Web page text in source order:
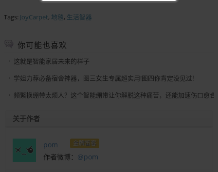
Tags: JoyCarpet, 地毯, 生活智器
你可能也喜欢
这就是智能家居未来的样子
学姐力荐必备宿舍神器，图三女生专属超实用!图四你肯定没见过！
频繁换绷带太烦人？这个智能绷带让你解脱这种痛苦，还能加速伤口愈合
关于作者
pom 金牌笛客
作者微博： @pom